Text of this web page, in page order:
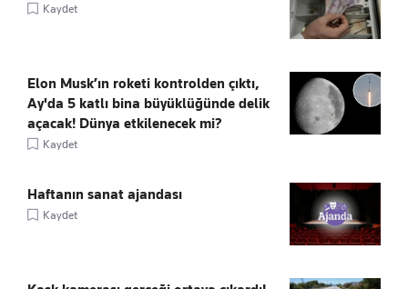
Kaydet
Elon Musk’ın roketi kontrolden çıktı,
Ay'da 5 katlı bina büyüklüğünde delik
açacak! Dünya etkilenecek mi?
Kaydet
Haftanın sanat ajandası
Kaydet